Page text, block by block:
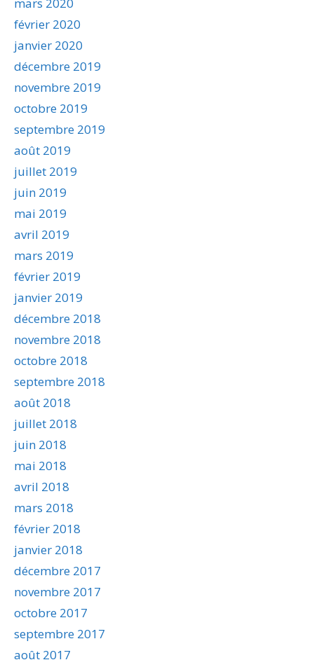
février 2020
janvier 2020
décembre 2019
novembre 2019
octobre 2019
septembre 2019
août 2019
juillet 2019
juin 2019
mai 2019
avril 2019
mars 2019
février 2019
janvier 2019
décembre 2018
novembre 2018
octobre 2018
septembre 2018
août 2018
juillet 2018
juin 2018
mai 2018
avril 2018
mars 2018
février 2018
janvier 2018
décembre 2017
novembre 2017
octobre 2017
septembre 2017
août 2017